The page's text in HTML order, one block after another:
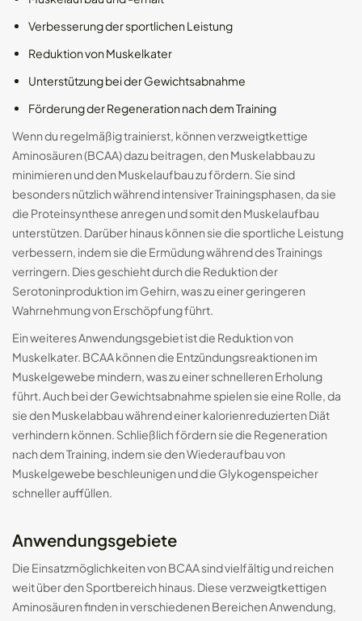
Verbesserung der sportlichen Leistung
Reduktion von Muskelkater
Unterstützung bei der Gewichtsabnahme
Förderung der Regeneration nach dem Training
Wenn du regelmäßig trainierst, können verzweigtkettige
Aminosäuren (BCAA) dazu beitragen, den Muskelabbau zu
minimieren und den Muskelaufbau zu fördern. Sie sind
besonders nützlich während intensiver Trainingsphasen, da sie
die Proteinsynthese anregen und somit den Muskelaufbau
unterstützen. Darüber hinaus können sie die sportliche Leistung
verbessern, indem sie die Ermüdung während des Trainings
verringern. Dies geschieht durch die Reduktion der
Serotoninproduktion im Gehirn, was zu einer geringeren
Wahrnehmung von Erschöpfung führt.
Ein weiteres Anwendungsgebiet ist die Reduktion von
Muskelkater. BCAA können die Entzündungsreaktionen im
Muskelgewebe mindern, was zu einer schnelleren Erholung
führt. Auch bei der Gewichtsabnahme spielen sie eine Rolle, da
sie den Muskelabbau während einer kalorienreduzierten Diät
verhindern können. Schließlich fördern sie die Regeneration
nach dem Training, indem sie den Wiederaufbau von
Muskelgewebe beschleunigen und die Glykogenspeicher
schneller auffüllen.
Anwendungsgebiete
Die Einsatzmöglichkeiten von BCAA sind vielfältig und reichen
weit über den Sportbereich hinaus. Diese verzweigtkettigen
Aminosäuren finden in verschiedenen Bereichen Anwendung,